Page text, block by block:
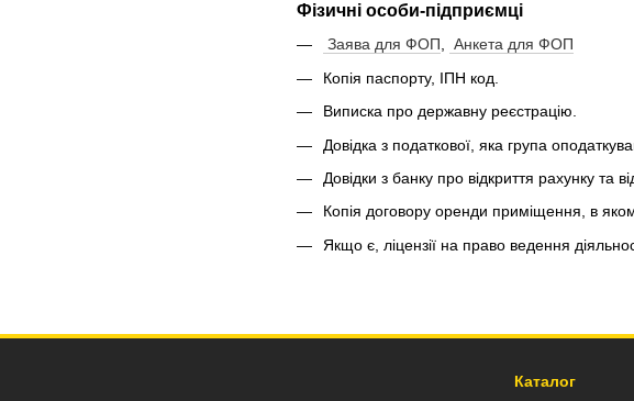
Фізичні особи-підприємці
Заява для ФОП, Анкета для ФОП
Копія паспорту, ІПН код.
Виписка про державну реєстрацію.
Довідка з податкової, яка група
Довідки з банку про відкриття рахунку та
Копія договору оренди приміщення, в
Якщо є, ліцензії на право ведення
Каталог